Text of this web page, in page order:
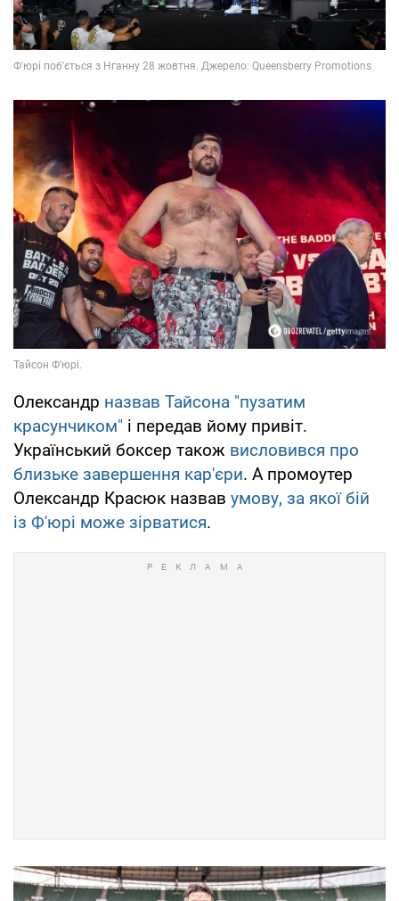
Олександр назвав Тайсона "пузатим
красунчиком" і передав йому привіт.
Український боксер також висловився про
близьке завершення кар'єри. А промоутер
Олександр Красюк назвав умову, за якої бій
із Ф'юрі може зірватися.